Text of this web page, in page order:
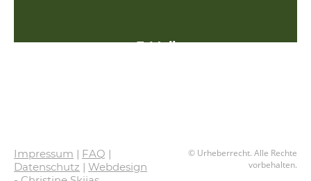
E-Mail
Impressum | FAQ |
Datenschutz | Webdesign
© Urheberrecht. Alle Rechte
vorbehalten.